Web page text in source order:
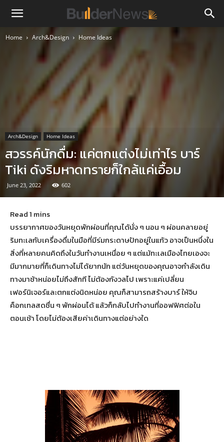
Home Arch&Design Home Ideas
Arch&Design Home Ideas
สวรรค์นักดื่ม: แค่ตกแต่งไม่เท่าไร บาร์
Tiki ดังริมหาดทรายก็ใกล้แค่เอื้อม
June 23, 2022 602
บรรยากาศของวันหยุดพักผ่อนที่คุณได้นั่ง ๆ นอน ๆ ผ่อนคลายอยู่
ริมทะเลกับเครื่องดื่มในมือที่มีร่มกระดาษปักอยู่ในแก้ว อาจเป็นหนึ่งใน
สิ่งที่หลายคนคิดถึงในวันทำงานเหนื่อย ๆ แต่แม้ทะเลเมืองไทยเองจะ
มีมากมายที่ก็เดินทางไม่ได้ยากนัก แต่วันหยุดของคุณอาจกำลังเดิน
ทางมาช้าหน่อยไม่ถึงสักที ไม่ต้องกังวลไป เพราะแค่เปลี่ยน
เฟอร์นิเจอร์และตกแต่งนิดหน่อย คุณก็สามารถสร้างบาร์ ให้จิบ
ค็อกเทลสดชื่น ๆ พักผ่อนได้ แล้วก็กลับไปทำงานที่ออฟฟิศต่อใน
ตอนเช้า โดยไม่ต้องเสียค่าเดินทางแต่อย่างใด